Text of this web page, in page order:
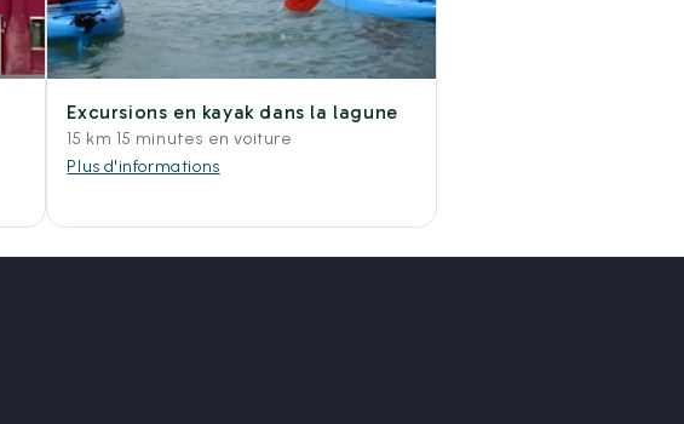
Excursions en kayak dans la lagune
15 km 15 minutes en voiture
Plus d'informations